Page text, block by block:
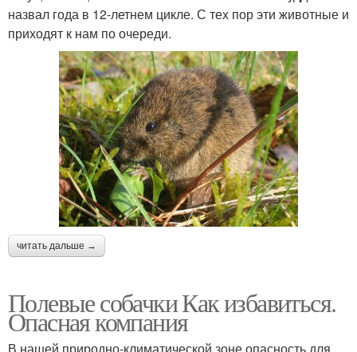
назвал года в 12-летнем цикле. С тех пор эти животные и
приходят к нам по очереди.
читать дальше →
Полевые собачки Как избавиться.
Опасная компания